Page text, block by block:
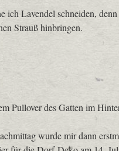
ich Lavendel schneiden,
Strauß hinbringen.
Pullover des Gatten im
wurde mir dann